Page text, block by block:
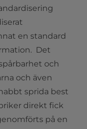
en standard
Det
och
och även
sprida best
direkt fick
på en